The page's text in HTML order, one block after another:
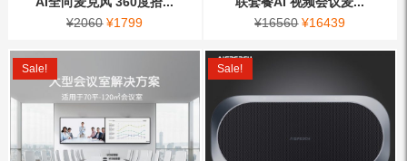
¥2060 ¥1799
¥16560 ¥16439
Sale! Sale!